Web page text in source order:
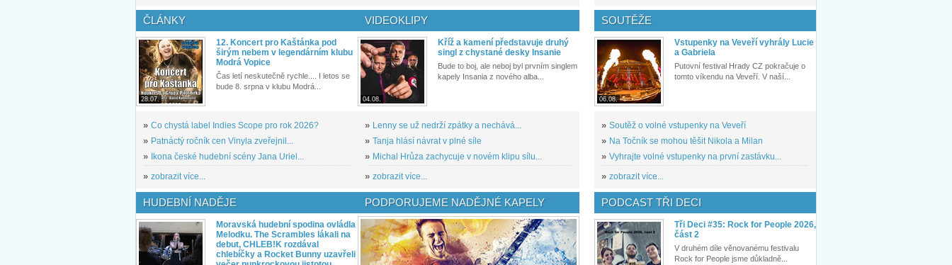
ČLÁNKY
28.07.
12. Koncert pro Kaštánka pod
širým nebem v legendárním klubu
Modrá Vopice
Čas letí neskutečně rychle.... I letos se
bude 8. srpna v klubu Modrá...
» Co chystá label Indies Scope pro rok 2026?
» Patnáctý ročník cen Vinyla zveřejnil...
»
Ikona české hudební scény Jana Uriel...
» zobrazit více...
VIDEOKLIPY
04.08.
Kříž a kamení představuje druhý
singl z chystané desky Insanie
Bude to boj, ale neboj byl prvním singlem
kapely Insania z nového alba...
» Lenny se už nedrží zpátky a nechává...
» Tanja hlásí návrat v plné síle
» Michal Hrůza zachycuje v novém klipu sílu...
» zobrazit více...
SOUTĚŽE
06.08.
Vstupenky na Veveří vyhrály Lucie
a Gabriela
Putovní festival Hrady CZ pokračuje o
tomto víkendu na Veveří. V naší...
» Soutěž o volné vstupenky na Veveří
» Na Točník se mohou těšit Nikola a Milan
» Vyhrajte volné vstupenky na první zastávku...
» zobrazit více...
HUDEBNÍ NADĚJE
Moravská hudební spodina ovládla
Melodku. The Scrambles lákali na
debut, CHLEB!K rozdával
chlebíčky a Rocket Bunny uzavřeli
PODPORUJEME NADĚJNÉ KAPELY PODCAST TŘI DECI
Tři Deci #35: Rock for People 2026,
část 2
V druhém díle věnovanému festivalu
Rock for People jsme důkladně...